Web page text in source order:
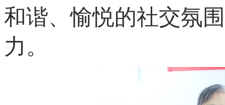
和谐、愉悦的社交氛
力。